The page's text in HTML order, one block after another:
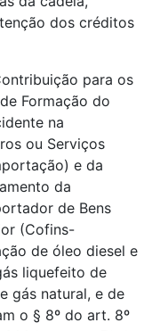
dos créditos
para os
Formação do
na
ou Serviços
e da
da
de Bens
(Cofins-
de óleo diesel e
liquefeito de
gás natural, e de
o § 8º do art. 8º